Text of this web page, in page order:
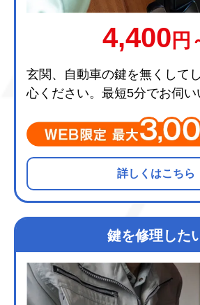
4,400 円
玄関、自動車の鍵を無くして
心ください。最短5分でお伺い
詳しくはこちら
鍵を修理した